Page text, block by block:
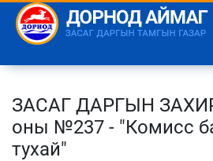
ЗАСАГ ДАРГЫН
оны №237 - "Комисс
тухай"